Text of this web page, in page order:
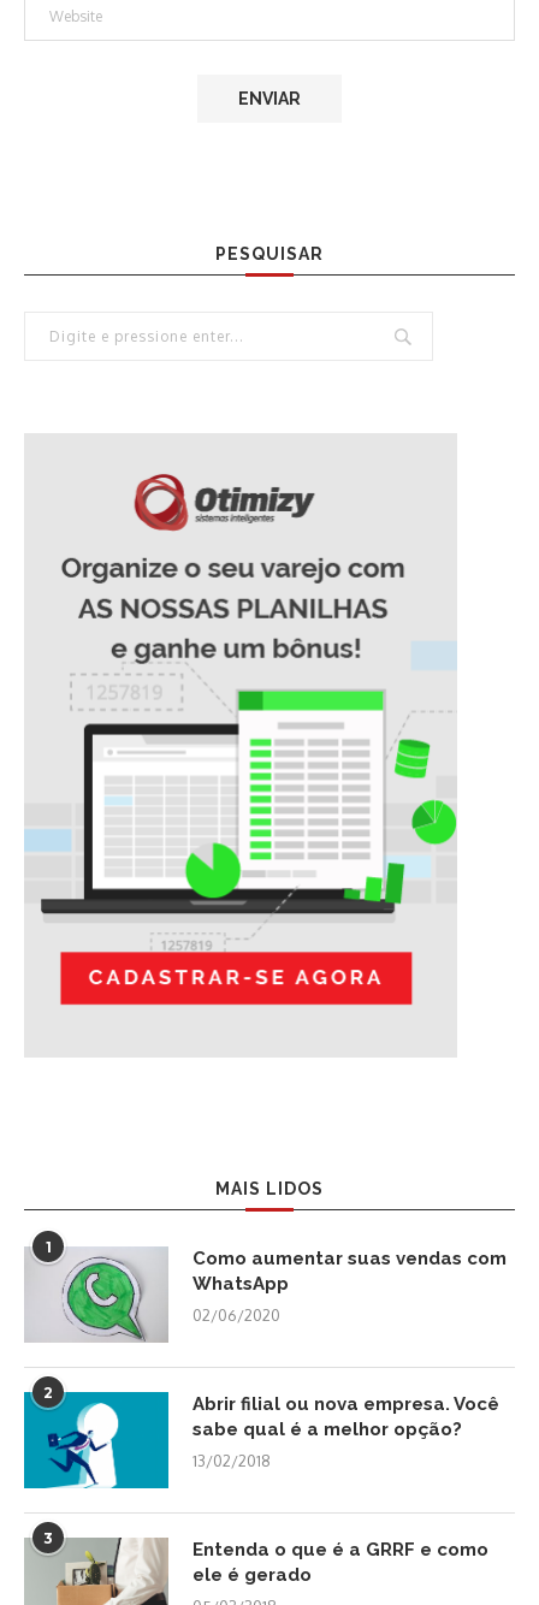
PESQUISAR
MAIS LIDOS
1
Como aumentar suas vendas com
WhatsApp
02/06/2020
2
Abrir filial ou nova empresa. Você
sabe qual é a melhor opção?
13/02/2018
3
Entenda o que é a GRRF e como
ele é gerado